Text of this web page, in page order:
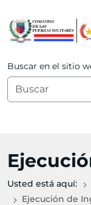
Buscar en el sitio
Usted está aquí:
Ejecución de